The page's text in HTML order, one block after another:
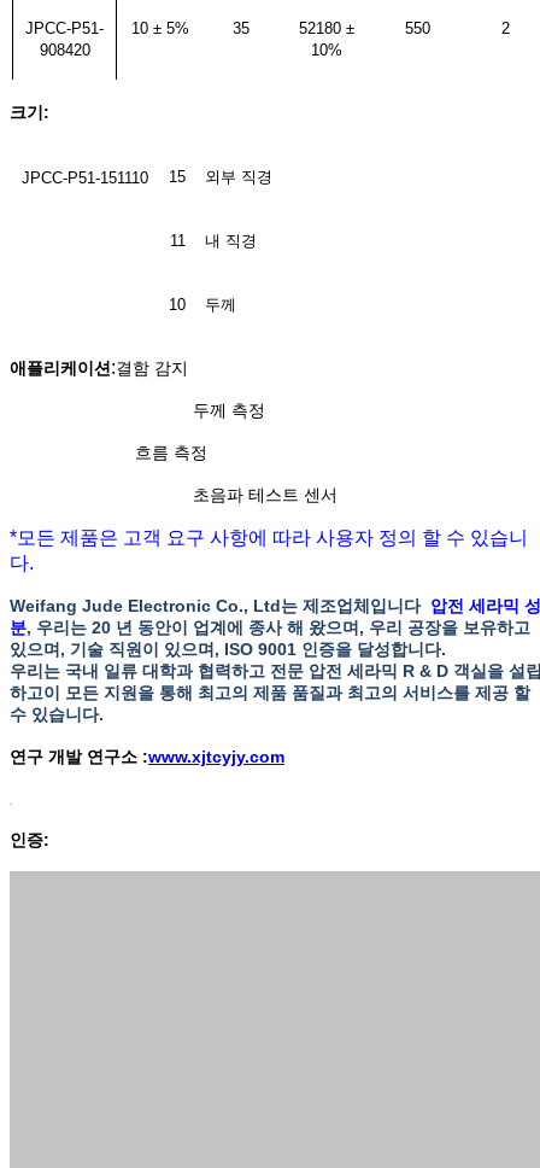
JPCC-P51-
908420
10 ± 5% 35
52180 ±
10%
550 2
크기:
JPCC-P51-151110 15 외부 직경
11 내 직경
10 두께
애플리케이션:결함 감지
두께 측정
흐름 측정
초음파 테스트 센서
*모든 제품은 고객 요구 사항에 따라 사용자 정의 할 수 있습니
다.
Weifang Jude Electronic Co., Ltd는 제조업체입니다 압전 세라믹 성
분, 우리는 20 년 동안이 업계에 종사 해 왔으며, 우리 공장을 보유하고
있으며, 기술 직원이 있으며, ISO 9001 인증을 달성합니다.
우리는 국내 일류 대학과 협력하고 전문 압전 세라믹 R & D 객실을 설
하고이 모든 지원을 통해 최고의 제품 품질과 최고의 서비스를 제공 할
수 있습니다.
연구 개발 연구소 :www.xjtcyjy.com
인증: